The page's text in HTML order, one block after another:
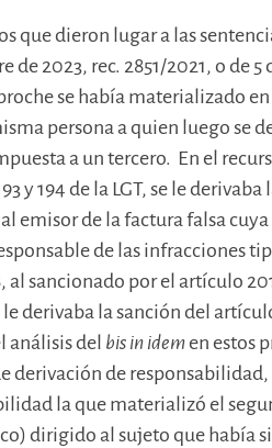
que dieron lugar a las
de 2023, rec. 2851/2021, o de
se había materializado
persona a quien luego se
a un tercero. En el
y 194 de la LGT, se le
emisor de la factura falsa
de las infracciones
al sancionado por el artículo
le derivaba la sanción del
análisis del bis in idemen estos
derivación de
la que materializó el
dirigido al sujeto que había